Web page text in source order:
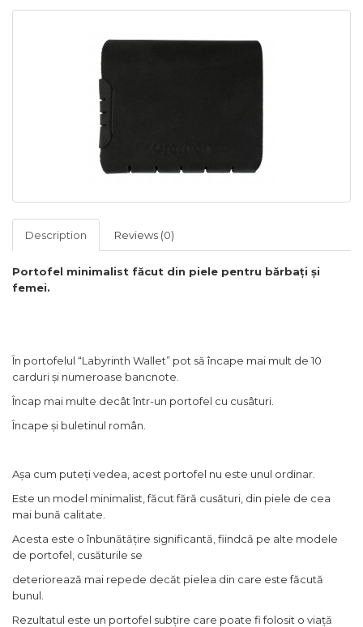
Description Reviews (0)
Portofel minimalist făcut din piele pentru bărbați și
femei.
În portofelul “Labyrinth Wallet” pot să încape mai mult de 10
carduri și numeroase bancnote
Încap mai multe decât într-un portofel cu cusâturi.
Încape și buletinul român.
Așa cum puteți vedea, acest portofel nu este unul ordinar.
Este un model minimalist, făcut fără cusături, din piele de cea
mai bună calitate.
Acesta este o înbunătățire significantă, fiindcă pe alte modele
de portofel, cusăturile se
deteriorează mai repede decăt pielea din care este făcută
bunul.
Rezultatul este un portofel subțire care poate fi folosit o viață